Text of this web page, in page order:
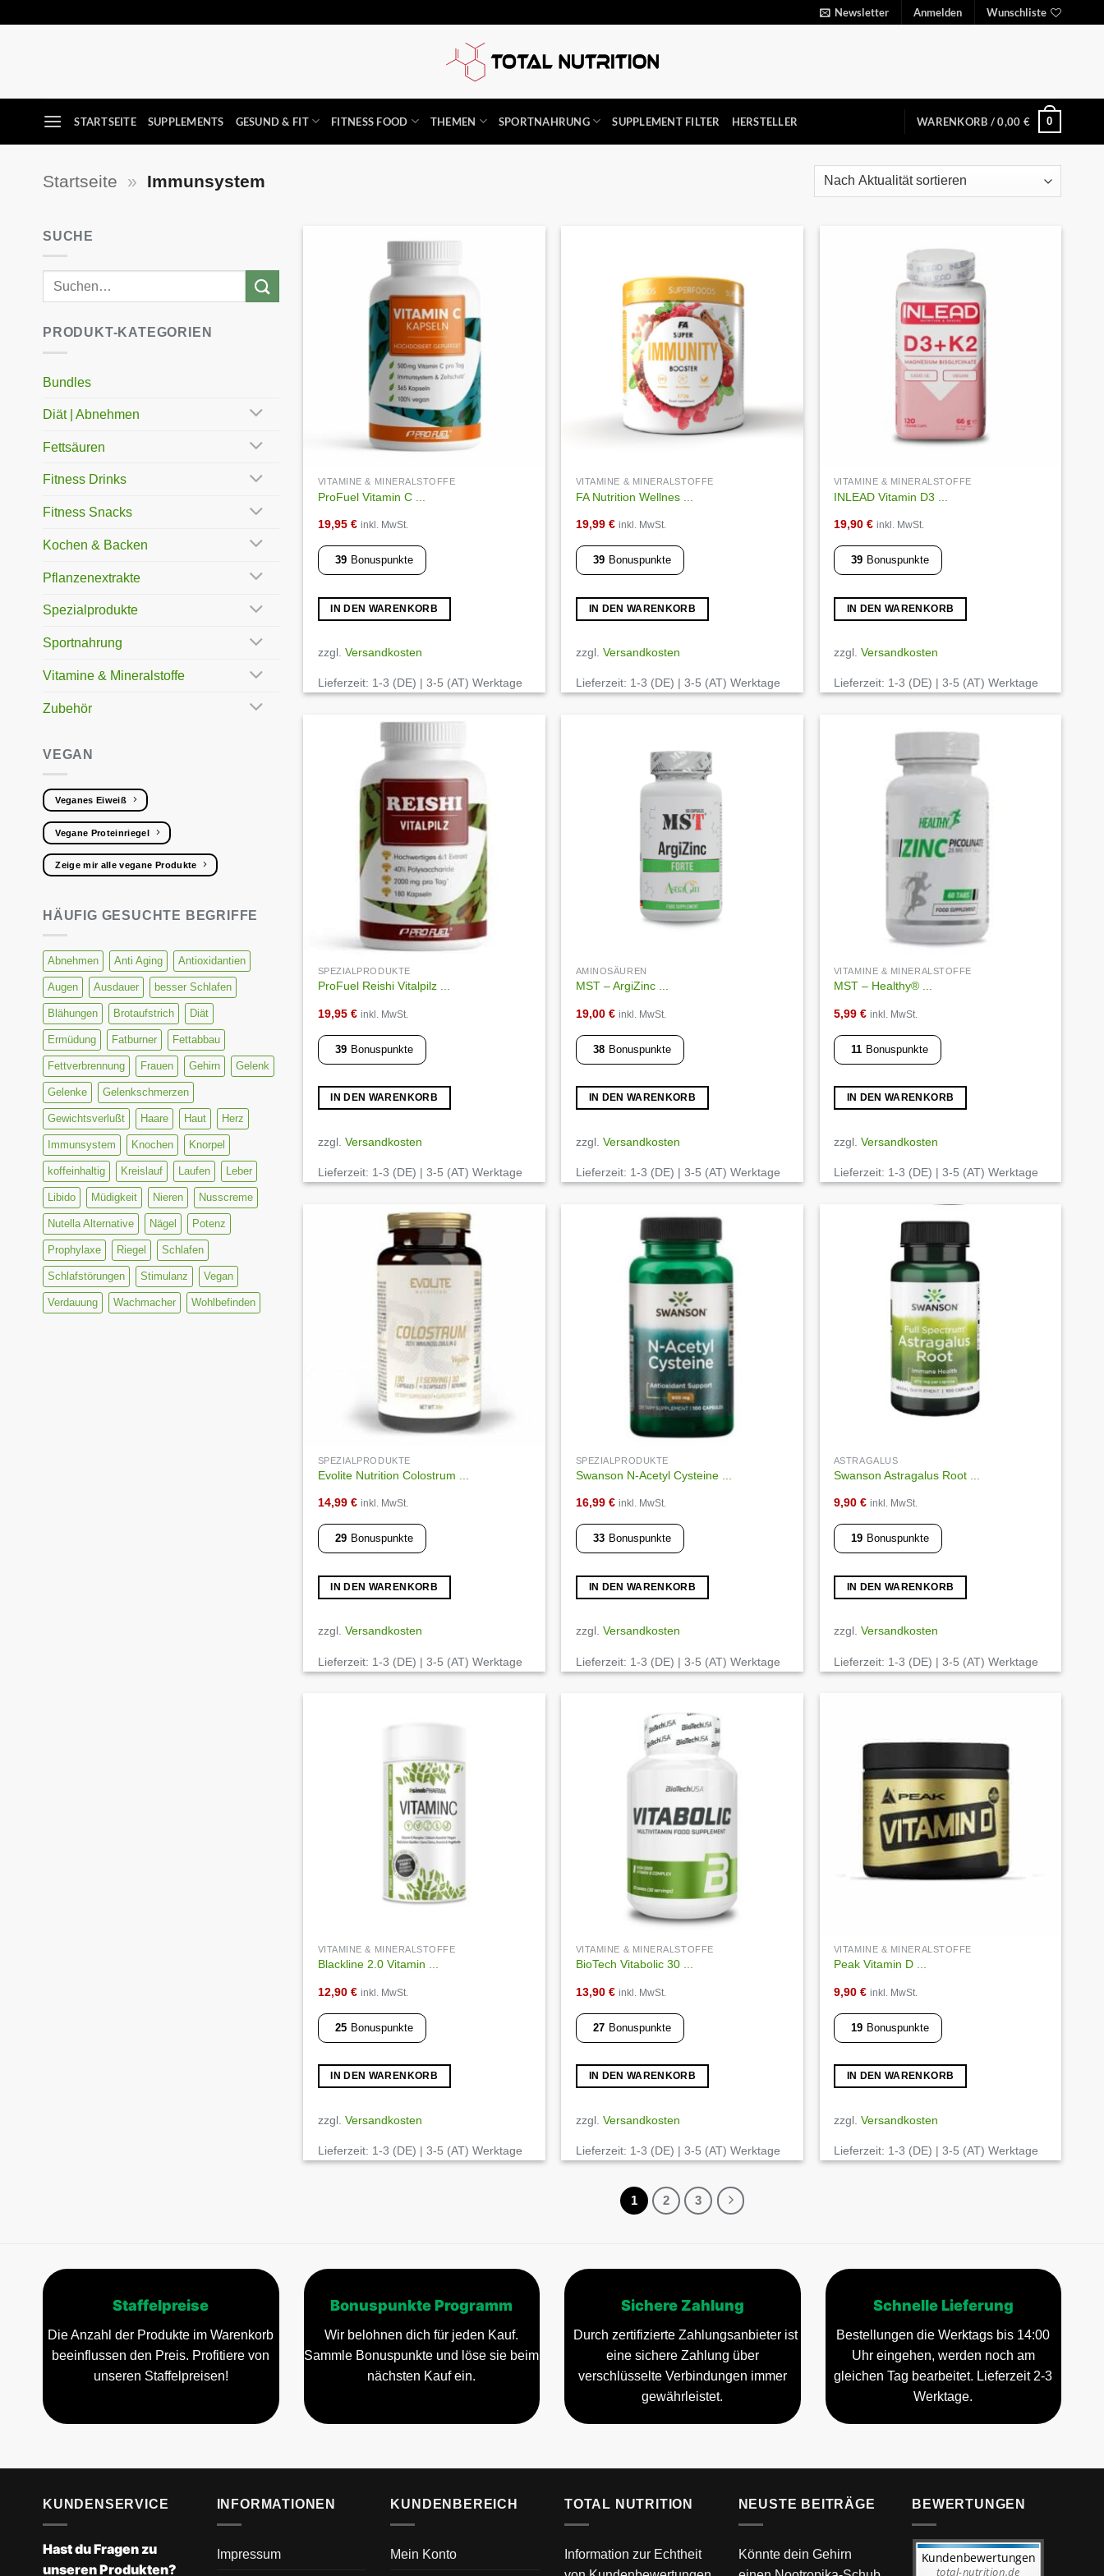
Newsletter Anmelden Wunschliste
STARTSEITE SUPPLEMENTS GESUND & FIT FITNESS FOOD THEMEN SPORTNAHRUNG SUPPLEMENT FILTER HERSTELLER WARENKORB /0,00 € 0
Startseite » Immunsystem
SUCHE
PRODUKT-KATEGORIEN
Bundles
Diät | Abnehmen
Fettsäuren
Fitness Drinks
Fitness Snacks
Kochen & Backen
Pflanzenextrakte
Spezialprodukte
Sportnahrung
Vitamine & Mineralstoffe
Zubehör
VEGAN
Veganes Eiweiß
Vegane Proteinriegel
Zeige mir alle vegane Produkte
HÄUFIG GESUCHTE BEGRIFFE
Abnehmen Anti Aging Antioxidantien
Augen Ausdauer besser Schlafen
Blähungen Brotaufstrich Diät
Ermüdung Fatburner Fettabbau
Fettverbrennung Frauen Gehirn Gelenk
Gelenke Gelenkschmerzen
Gewichtsverlußt Haare Haut Herz
Immunsystem Knochen Knorpel
koffeinhaltig Kreislauf Laufen Leber
Libido Müdigkeit Nieren Nusscreme
Nutella Alternative Nägel Potenz
Prophylaxe Riegel Schlafen
Schlafstörungen Stimulanz Vegan
Verdauung Wachmacher Wohlbefinden
VITAMINE & MINERALSTOFFE
ProFuel Vitamin C ...
19,95 € inkl. MwSt.
39 Bonuspunkte
IN DEN WARENKORB
zzgl. Versandkosten
Lieferzeit: 1-3 (DE) | 3-5 (AT) Werktage
Wunschliste
VITAMINE & MINERALSTOFFE
FA Nutrition Wellnes ...
19,99 € inkl. MwSt.
39 Bonuspunkte
IN DEN WARENKORB
zzgl. Versandkosten
Lieferzeit: 1-3 (DE) | 3-5 (AT) Werktage
VITAMINE & MINERALSTOFFE
INLEAD Vitamin D3 ...
19,90 € inkl. MwSt.
39 Bonuspunkte
IN DEN WARENKORB
zzgl. Versandkosten
Lieferzeit: 1-3 (DE) | 3-5 (AT) Werktage
SPEZIALPRODUKTE
ProFuel Reishi Vitalpilz ...
19,95 € inkl. MwSt.
39 Bonuspunkte
IN DEN WARENKORB
zzgl. Versandkosten
Lieferzeit: 1-3 (DE) | 3-5 (AT) Werktage
AMINOSÄUREN
MST – ArgiZinc ...
19,00 € inkl. MwSt.
38 Bonuspunkte
IN DEN WARENKORB
zzgl. Versandkosten
Lieferzeit: 1-3 (DE) | 3-5 (AT) Werktage
VITAMINE & MINERALSTOFFE
MST – Healthy® ...
5,99 € inkl. MwSt.
11 Bonuspunkte
IN DEN WARENKORB
zzgl. Versandkosten
Lieferzeit: 1-3 (DE) | 3-5 (AT) Werktage
Wunschliste
SPEZIALPRODUKTE
Evolite Nutrition Colostrum ...
14,99 € inkl. MwSt.
29 Bonuspunkte
IN DEN WARENKORB
zzgl. Versandkosten
Lieferzeit: 1-3 (DE) | 3-5 (AT) Werktage
SPEZIALPRODUKTE
Swanson N-Acetyl Cysteine ...
16,99 € inkl. MwSt.
33 Bonuspunkte
IN DEN WARENKORB
zzgl. Versandkosten
Lieferzeit: 1-3 (DE) | 3-5 (AT) Werktage
ASTRAGALUS
Swanson Astragalus Root ...
9,90 € inkl. MwSt.
19 Bonuspunkte
IN DEN WARENKORB
zzgl. Versandkosten
Lieferzeit: 1-3 (DE) | 3-5 (AT) Werktage
VITAMINE & MINERALSTOFFE
Blackline 2.0 Vitamin ...
12,90 € inkl. MwSt.
25 Bonuspunkte
IN DEN WARENKORB
zzgl. Versandkosten
Lieferzeit: 1-3 (DE) | 3-5 (AT) Werktage
VITAMINE & MINERALSTOFFE
BioTech Vitabolic 30 ...
13,90 € inkl. MwSt.
27 Bonuspunkte
IN DEN WARENKORB
zzgl. Versandkosten
Lieferzeit: 1-3 (DE) | 3-5 (AT) Werktage
Wunschliste
VITAMINE & MINERALSTOFFE
Peak Vitamin D ...
9,90 € inkl. MwSt.
19 Bonuspunkte
IN DEN WARENKORB
zzgl. Versandkosten
Lieferzeit: 1-3 (DE) | 3-5 (AT) Werktage
1 2 3
Staffelpreise
Die Anzahl der Produkte im Warenkorb
beeinflussen den Preis. Profitiere von
unseren Staffelpreisen!
Bonuspunkte Programm
Wir belohnen dich für jeden Kauf.
Sammle Bonuspunkte und löse sie beim
nächsten Kauf ein.
Sichere Zahlung
Durch zertifizierte Zahlungsanbieter ist
eine sichere Zahlung über
verschlüsselte Verbindungen immer
gewährleistet.
Schnelle Lieferung
Bestellungen die Werktags bis 14:00
Uhr eingehen, werden noch am
gleichen Tag bearbeitet. Lieferzeit 2-3
Werktage.
KUNDENSERVICE
Hast du Fragen zu
unseren Produkten?
INFORMATIONEN
Impressum
KUNDENBEREICH
Mein Konto
TOTAL NUTRITION
Information zur Echtheit
NEUSTE BEITRÄGE
Könnte dein Gehirn
BEWERTUNGEN